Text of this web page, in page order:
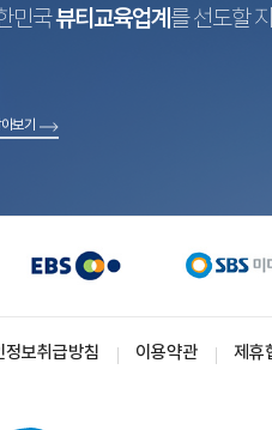
민국뷰티교육업계 를 선도할
보기
정보취급방침 이용약관 제휴